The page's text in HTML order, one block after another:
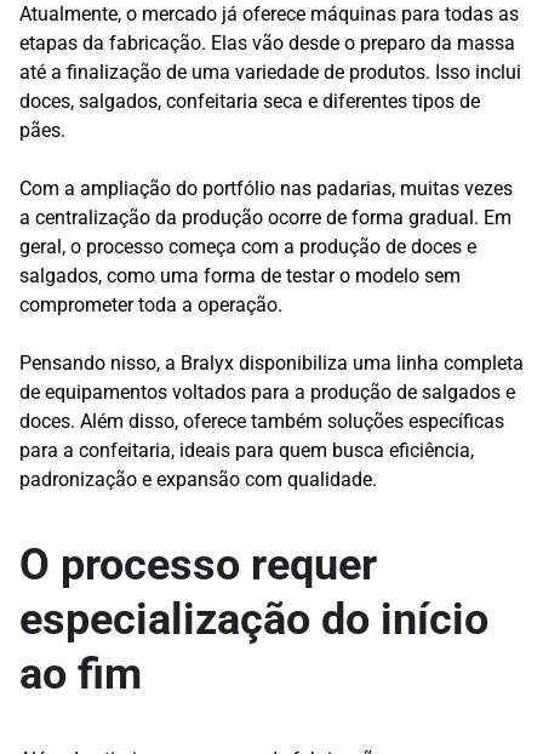
Atualmente, o mercado já oferece máquinas para todas as
etapas da fabricação. Elas vão desde o preparo da massa
até a finalização de uma variedade de produtos. Isso inclui
doces, salgados, confeitaria seca e diferentes tipos de
pães.
Com a ampliação do portfólio nas padarias, muitas vezes
a centralização da produção ocorre de forma gradual. Em
geral, o processo começa com a produção de doces e
salgados, como uma forma de testar o modelo sem
comprometer toda a operação.
Pensando nisso, a Bralyx disponibiliza uma linha completa
de equipamentos voltados para a produção de salgados e
doces. Além disso, oferece também soluções específicas
para a confeitaria, ideais para quem busca eficiência,
padronização e expansão com qualidade.
O processo requer
especialização do início
ao fim